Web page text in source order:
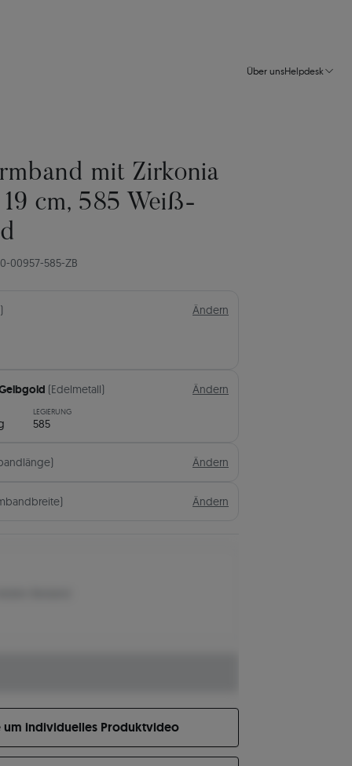
Über unsHelpdesk
mit Zirkonia
cm, 585 Weiß-
00957-585-ZB
Ändern
(Edelmetall) Ändern
LEGIERUNG
585
Ändern
Ändern
um individuelles Produktvideo